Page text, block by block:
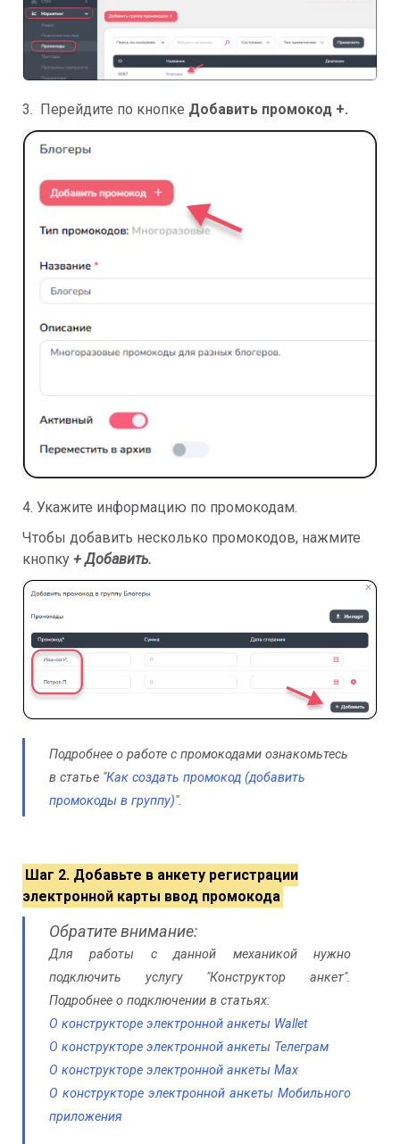
3. Перейдите по кнопке Добавить промокод +.
4. Укажите информацию по промокодам.
Чтобы добавить несколько промокодов, нажмите
кнопку + Добавить.
Подробнее о работе с промокодами ознакомьтесь
в статье "Как создать промокод (добавить
промокоды в группу)".
Шаг 2. Добавьте в анкету регистрации
электронной карты ввод промокода
Обратите внимание:
Для работы с данной механикой нужно
подключить услугу "Конструктор анкет".
Подробнее о подключении в статьях:
О конструкторе электронной анкеты Wallet
О конструкторе электронной анкеты Телеграм
О конструкторе электронной анкеты Max
О конструкторе электронной анкеты Мобильного
приложения